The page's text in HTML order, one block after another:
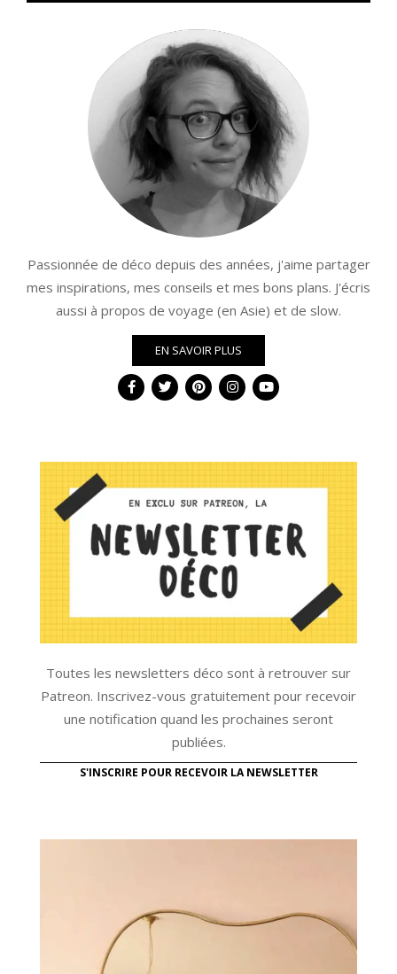
Passionnée de déco depuis des années, j'aime partager
mes inspirations, mes conseils et mes bons plans. J'écris
aussi à propos de voyage (en Asie) et de slow.
EN SAVOIR PLUS
Toutes les newsletters déco sont à retrouver sur
Patreon. Inscrivez-vous gratuitement pour recevoir
une notification quand les prochaines seront
publiées.
S'INSCRIRE POUR RECEVOIR LA NEWSLETTER